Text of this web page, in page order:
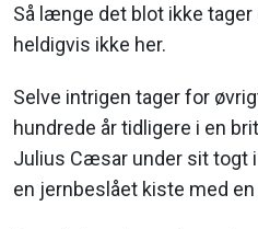
Så længe det blot ikke
heldigvis ikke her.
Selve intrigen tager for
hundrede år tidligere i en
Julius Cæsar under sit togt
en jernbeslået kiste med